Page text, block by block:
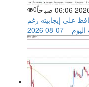
0
على إيجابيته رغم
08-2026